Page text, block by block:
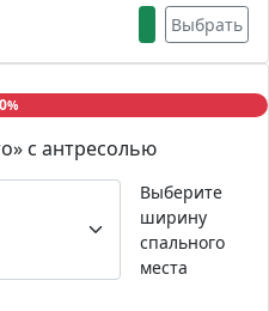
Выбрать
%
с антресолью
Выберите
ширину
спального
места